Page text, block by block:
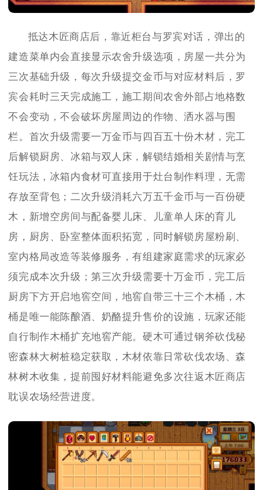
抵达木匠商店后，靠近柜台与罗宾对话，弹出的
建造菜单内会直接显示农舍升级选项，房屋一共分为
三次基础升级，每次升级提交金币与对应材料后，罗
宾会耗时三天完成施工，施工期间农舍外部占地格数
不会变动，不会破坏房屋周边的作物、洒水器与围
栏。首次升级需要一万金币与四百五十份木材，完工
后解锁厨房、冰箱与双人床，解锁结婚相关剧情与烹
饪玩法，冰箱内食材可直接用于灶台制作料理，无需
存放至背包；二次升级消耗六万五千金币与一百份硬
木，新增空房间与配备婴儿床、儿童单人床的育儿
房，厨房、卧室整体面积拓宽，同时解锁房屋粉刷、
室内格局改造等装修服务，有组建家庭需求的玩家必
须完成本次升级；第三次升级需要十万金币，完工后
厨房下方开启地窖空间，地窖自带三十三个木桶，木
桶是唯一能陈酿酒、奶酪提升售价的设施，玩家还能
自行制作木桶扩充地窖产能。硬木可通过钢斧砍伐秘
密森林大树桩稳定获取，木材依靠日常砍伐农场、森
林树木收集，提前囤好材料能避免多次往返木匠商店
耽误农场经营进度。